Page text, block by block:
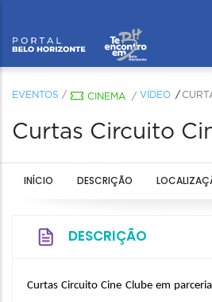
EVENTOS / CINEMA / VÍDEO
Curtas Circuito
INÍCIO DESCRIÇÃO
DESCRIÇÃO
Curtas Circuito Cine Clube em